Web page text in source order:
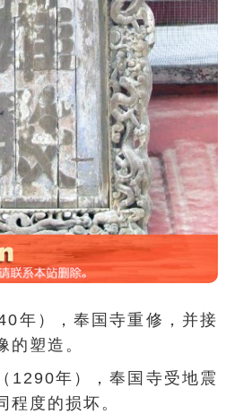
年），奉国寺重修，并接
的塑造。
1290年），奉国寺受地震
程度的损坏。